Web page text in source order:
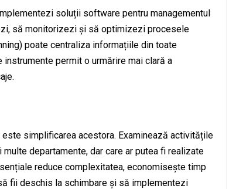
soluții software pentru managementul
să monitorizezi și să optimizezi procesele
poate centraliza informațiile din toate
permit o urmărire mai clară a
simplificarea acestora. Examinează activitățile
departamente, dar care ar putea fi realizate
reduce complexitatea, economisește timp
fii deschis la schimbare și să implementezi